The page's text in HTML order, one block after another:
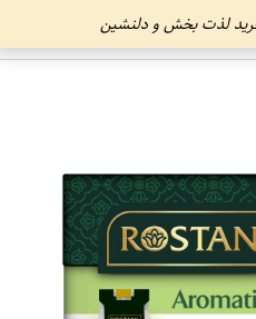
لذت بخش و دلنشین